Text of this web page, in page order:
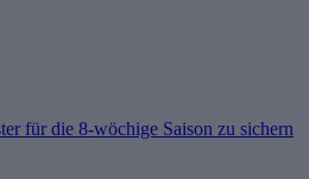
für die 8-wöchige Saison zu sichern